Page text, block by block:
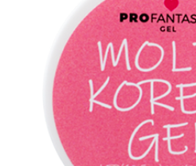
Gel Color Clásico 21 Días
Gel Holográfico 21 Días
Gel 21 Días Novias
Cover Gel de 21 Días
Colecciones Especiales